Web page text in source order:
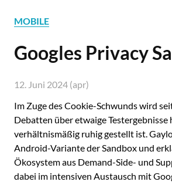
MOBILE
Googles Privacy
12. Juni 2024 (apr)
Im Zuge des Cookie-Schwunds wird
Debatten über etwaige
verhältnismäßig ruhig gestellt ist.
Android-Variante der Sandbox und
Ökosystem aus Demand-Side- und
dabei im intensiven Austausch mit